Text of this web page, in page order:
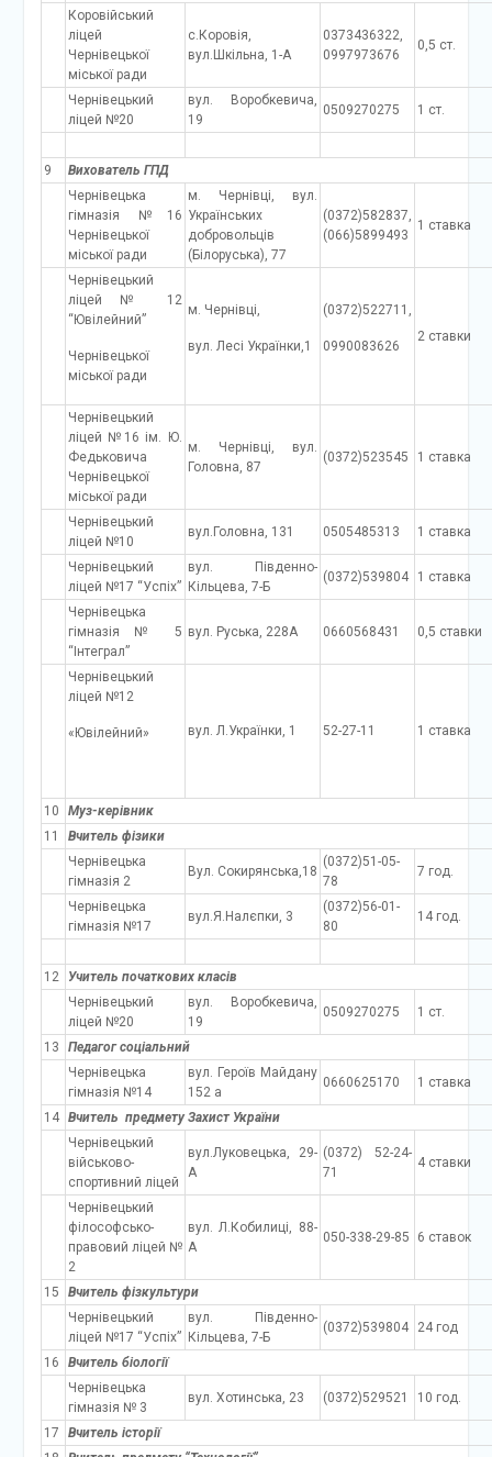
Коровійський
ліцей
Чернівецької
міської ради
с.Коровія,
вул.Шкільна, 1-А
0373436322,
0997973676
0,5 ст.
Чернівецький
ліцей №20
вул. Воробкевича,
19
0509270275 1 ст.
9
Вихователь ГПД
Чернівецька
гімназія №16
Чернівецької
міської ради
м. Чернівці, вул.
Українських
добровольців
(Білоруська), 77
(0372)582837,
(066)5899493
1 ставка
Чернівецький
ліцей № 12
“Ювілейний”
Чернівецької
міської ради
м. Чернівці,
вул. Лесі Українки,1
(0372)522711,
0990083626
2 ставки
Чернівецький
ліцей №16 ім. Ю.
Федьковича
Чернівецької
міської ради
м. Чернівці, вул.
Головна, 87
(0372)523545 1 ставка
Чернівецький
ліцей №10
вул.Головна, 131 0505485313 1 ставка
Чернівецький
ліцей №17 “Успіх”
вул. Південно-
Кільцева, 7-Б
(0372)539804 1 ставка
Чернівецька
гімназія № 5
“Інтеграл”
вул. Руська, 228А 0660568431 0,5 ставки
Чернівецький
ліцей №12
«Ювілейний» вул. Л.Українки, 1 52-27-11 1 ставка
10
Муз-керівник
11
Вчитель фізики
Чернівецька
гімназія 2
Вул. Сокирянська,18
(0372)51-05-
78
7 год.
Чернівецька
гімназія №17
вул.Я.Налєпки, 3
(0372)56-01-
80
14 год.
12
Учитель початкових класів
Чернівецький
ліцей №20
вул. Воробкевича,
19
0509270275 1 ст.
13
Педагог соціальний
Чернівецька
гімназія №14
вул. Героїв Майдану
152 а
0660625170 1 ставка
14 Вчитель предмету Захист України
Чернівецький
військово-
спортивний ліцей
вул.Луковецька, 29-
А
(0372) 52-24-
71
4 ставки
Чернівецький
філософсько-
правовий ліцей №
2
вул. Л.Кобилиці, 88-
А
050-338-29-85 6 ставок
15
Вчитель фізкультури
Чернівецький
ліцей №17 “Успіх”
вул. Південно-
Кільцева, 7-Б
(0372)539804 24 год
16
Вчитель біології
Чернівецька
гімназія № 3
вул. Хотинська, 23 (0372)529521 10 год.
17
Вчитель історії